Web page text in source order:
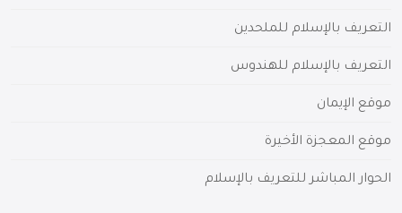
التعريف بالإسلام للملحدين
التعريف بالإسلام للهندوس
موقع الإيمان
موقع المعجزة الأخيرة
الحوار المباشر للتعريف بالإسلام